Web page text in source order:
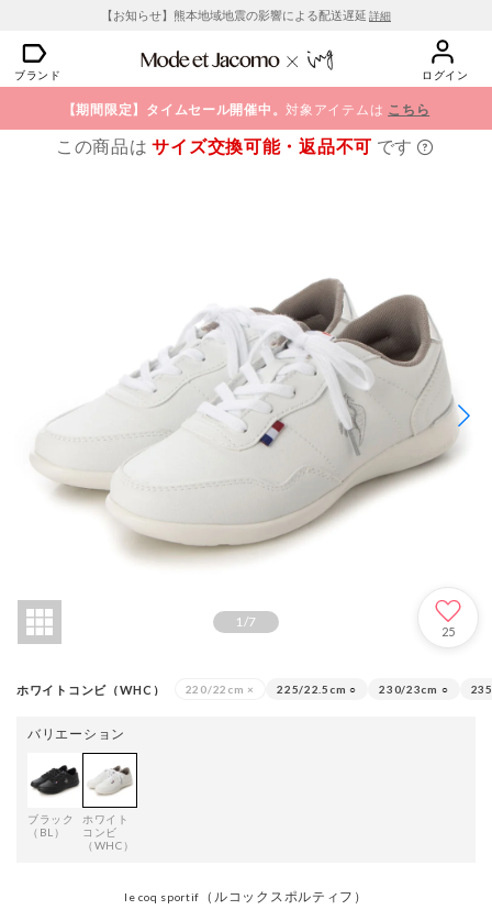
【お知らせ】熊本地域地震の影響による配送遅延 詳細
ブランド ログイン
【期間限定】タイムセール開催中。対象アイテムは こちら
この商品はサイズ交換可能・返品不可 です
1/7
25
ホワイトコンビ（WHC） 220/22cm × 225/22.5cm ○ 230/23cm ○
バリエーション
ブラック
（BL）
ホワイト
コンビ
（WHC）
le coq sportif （ルコックスポルティフ）